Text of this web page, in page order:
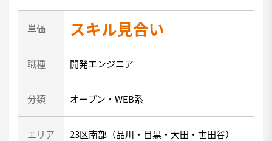
単価 スキル見合い
職種 開発エンジニア
分類 オープン・WEB系
エリア 23区南部（品川・目黒・大田・世田谷）